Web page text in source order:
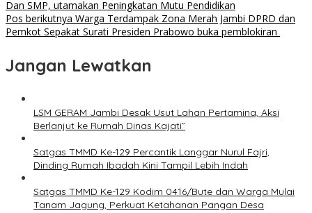
Dan SMP, utamakan Peningkatan Mutu Pendidikan
Pos berikutnya Warga Terdampak Zona Merah Jambi DPRD dan
Pemkot Sepakat Surati Presiden Prabowo buka pemblokiran
Jangan Lewatkan
LSM GERAM Jambi Desak Usut Lahan Pertamina, Aksi
Berlanjut ke Rumah Dinas Kajati”
Satgas TMMD Ke-129 Percantik Langgar Nurul Fajri,
Dinding Rumah Ibadah Kini Tampil Lebih Indah
Satgas TMMD Ke-129 Kodim 0416/Bute dan Warga Mulai
Tanam Jagung, Perkuat Ketahanan Pangan Desa